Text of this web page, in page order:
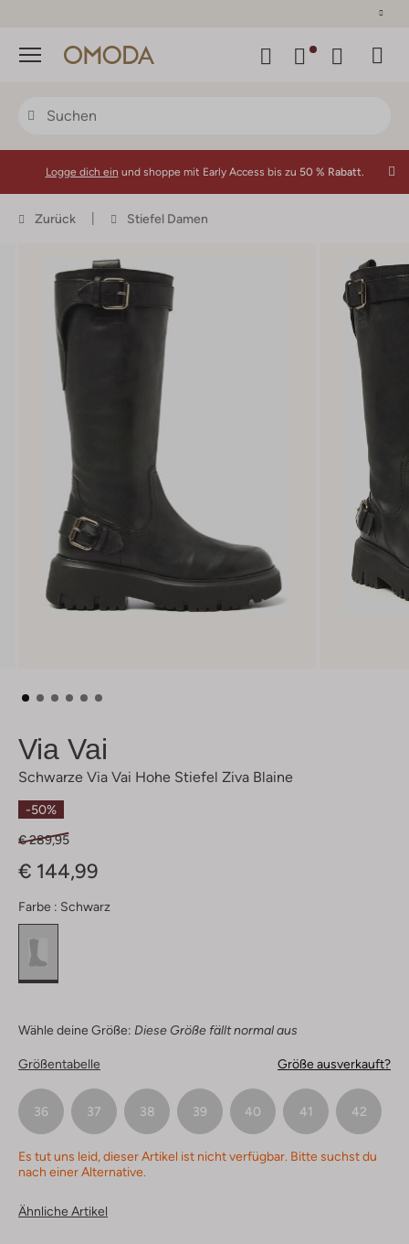
Menü
Logge dich ein und shoppe mit Early Access bis zu 50 % Rabatt.
Zurück Stiefel Damen
Via Vai
Schwarze Via Vai Hohe Stiefel Ziva Blaine
-50%
€ 289,95
€ 144,99
Farbe : Schwarz
Wähle deine Größe: Diese Größe fällt normal aus
Größentabelle Größe ausverkauft?
36 37 38 39 40 41 42
Es tut uns leid, dieser Artikel ist nicht verfügbar. Bitte suchst du
nach einer Alternative.
Ähnliche Artikel